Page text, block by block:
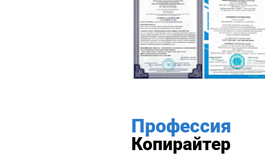
Профессия
Копирайтер